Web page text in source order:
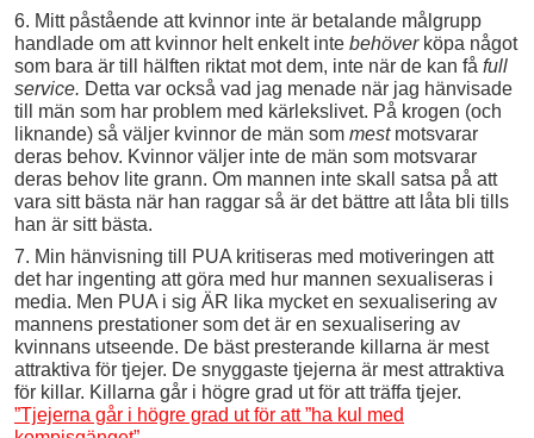
6. Mitt påstående att kvinnor inte är betalande målgrupp
handlade om att kvinnor helt enkelt inte behöverköpa något
som bara är till hälften riktat mot dem, inte när de kan få full
service. Detta var också vad jag menade när jag hänvisade
till män som har problem med kärlekslivet. På krogen (och
liknande) så väljer kvinnor de män som mestmotsvarar
deras behov. Kvinnor väljer inte de män som motsvarar
deras behov lite grann. Om mannen inte skall satsa på att
vara sitt bästa när han raggar så är det bättre att låta bli tills
han är sitt bästa.
7. Min hänvisning till PUA kritiseras med motiveringen att
det har ingenting att göra med hur mannen sexualiseras i
media. Men PUA i sig ÄR lika mycket en sexualisering av
mannens prestationer som det är en sexualisering av
kvinnans utseende. De bäst presterande killarna är mest
attraktiva för tjejer. De snyggaste tjejerna är mest attraktiva
för killar. Killarna går i högre grad ut för att träffa tjejer.
”Tjejerna går i högre grad ut för att ”ha kul med